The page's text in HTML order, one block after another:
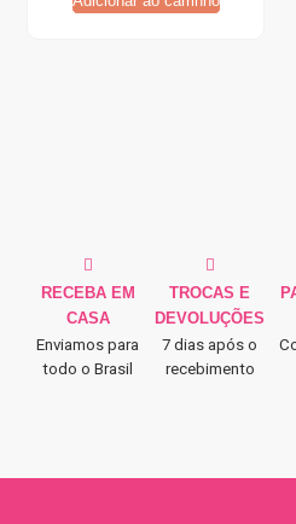
RECEBA EM
CASA
Enviamos para
todo o Brasil
TROCAS E
DEVOLUÇÕES
7 dias após o
recebimento